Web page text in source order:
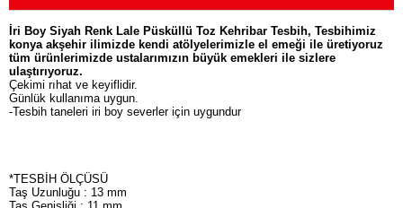
İri Boy Siyah Renk Lale Püsküllü Toz Kehribar Tesbih, Tesbihimiz
konya akşehir ilimizde kendi atölyelerimizle el emeği ile üretiyoruz
tüm ürünlerimizde ustalarımızın büyük emekleri ile sizlere
ulaştırıyoruz.
Çekimi rıhat ve keyiflidir.
Günlük kullanıma uygun.
-Tesbih taneleri iri boy severler için uygundur
*TESBİH ÖLÇÜSÜ
Taş Uzunluğu : 13 mm